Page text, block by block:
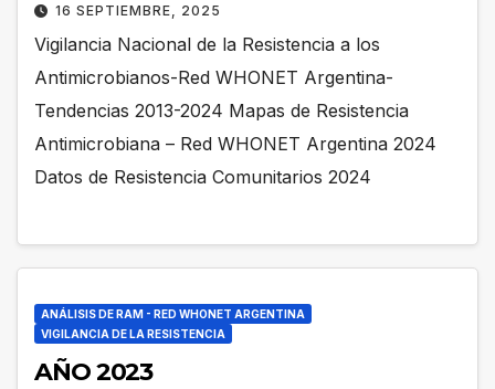
16 SEPTIEMBRE, 2025
Vigilancia Nacional de la Resistencia a los
Antimicrobianos-Red WHONET Argentina-
Tendencias 2013-2024 Mapas de Resistencia
Antimicrobiana – Red WHONET Argentina 2024
Datos de Resistencia Comunitarios 2024
ANÁLISIS DE RAM - RED WHONET ARGENTINA
VIGILANCIA DE LA RESISTENCIA
AÑO 2023